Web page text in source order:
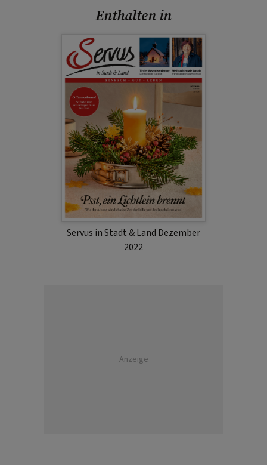
Enthalten in
Servus in Stadt & Land Dezember
2022
Anzeige